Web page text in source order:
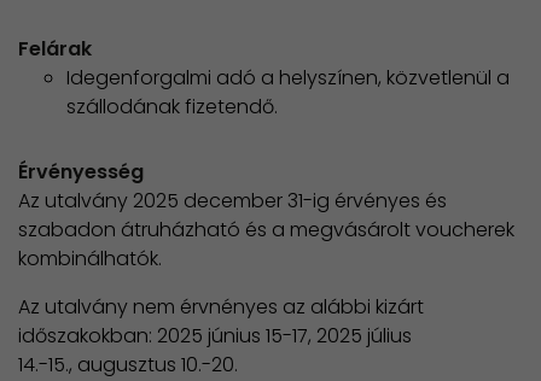
Felárak
Idegenforgalmi adó a helyszínen, közvetlenül a
szállodának fizetendő.
Érvényesség
Az utalvány 2025 december 31-ig érvényes és
szabadon átruházható és a megvásárolt voucherek
kombinálhatók.
Az utalvány nem érvnényes az alábbi kizárt
időszakokban: 2025 június 15-17, 2025 július
14.-15., augusztus 10.-20.